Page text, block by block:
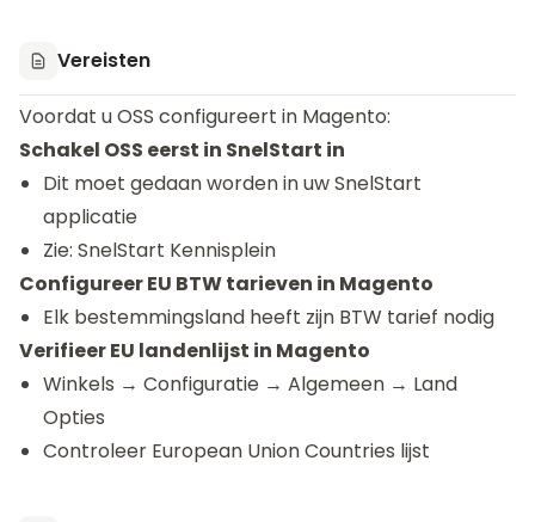
Vereisten
Voordat u OSS configureert in Magento:
Schakel OSS eerst in SnelStart in
Dit moet gedaan worden in uw SnelStart
applicatie
Zie: SnelStart Kennisplein
Configureer EU BTW tarieven in Magento
Elk bestemmingsland heeft zijn BTW tarief nodig
Verifieer EU landenlijst in Magento
Winkels → Configuratie → Algemeen → Land
Opties
Controleer European Union Countries lijst